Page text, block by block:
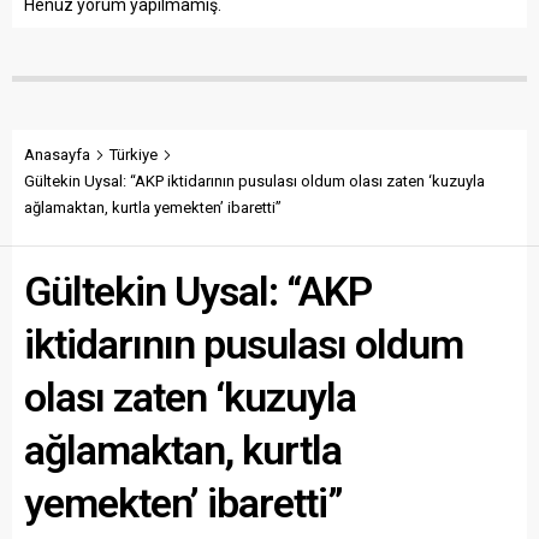
Henüz yorum yapılmamış.
Anasayfa
Türkiye
Gültekin Uysal: “AKP iktidarının pusulası oldum olası zaten ‘kuzuyla
ağlamaktan, kurtla yemekten’ ibaretti”
Gültekin Uysal: “AKP
iktidarının pusulası oldum
olası zaten ‘kuzuyla
ağlamaktan, kurtla
yemekten’ ibaretti”